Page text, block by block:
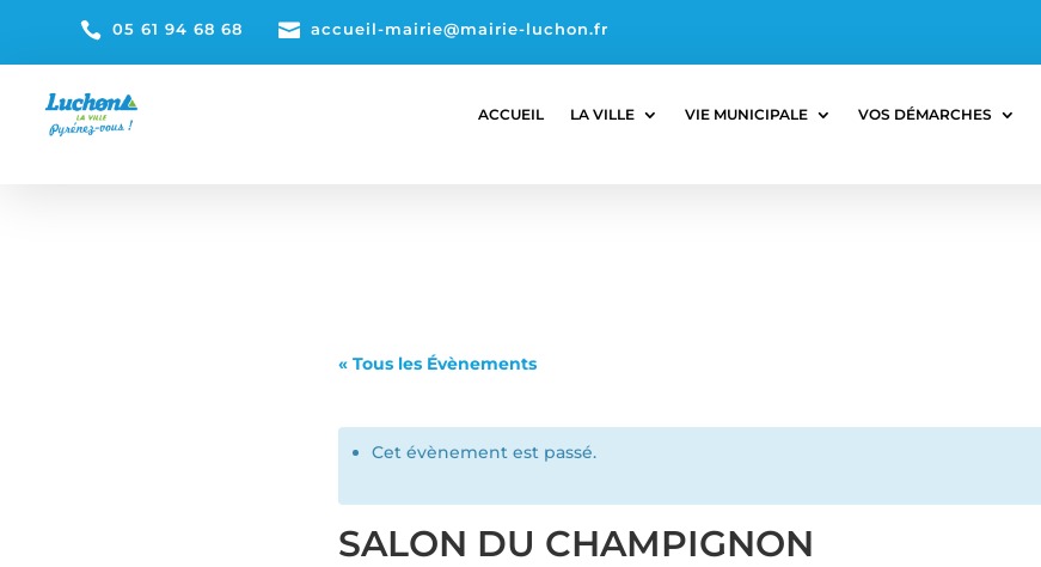
 05 61 94 68 68  accueil-mairie@mairie-luchon.fr
ACCUEIL LA VILLE VIE MUNICIPALE VOS DÉMARCHES
« Tous les Évènements
Cet évènement est passé.
SALON DU CHAMPIGNON